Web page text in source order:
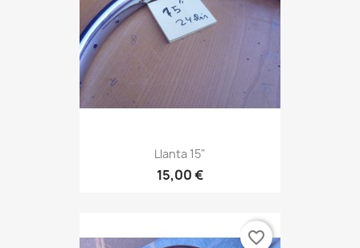
Llanta 15"
15,00 €
favorite_border